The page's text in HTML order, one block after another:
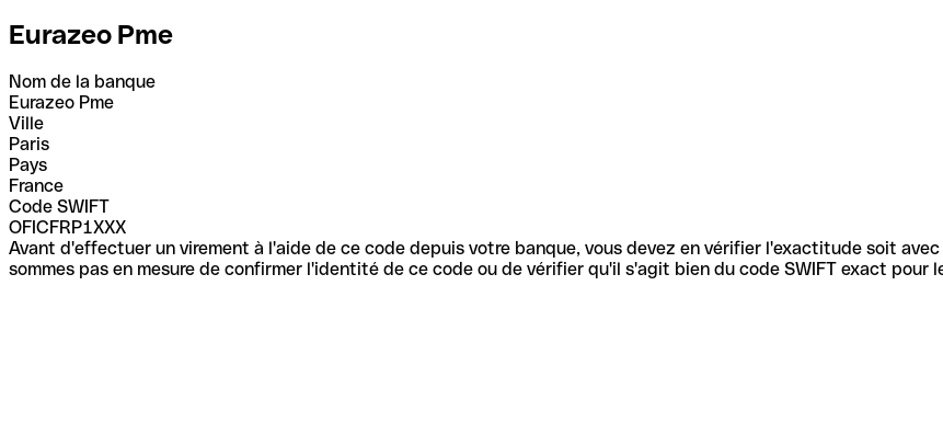
Eurazeo Pme
Nom de la banque
Eurazeo Pme
Ville
Paris
Pays
France
Code SWIFT
OFICFRP1XXX
Avant d'effectuer un virement à l'aide de ce code depuis votre banque, vous devez en vérifier l'exactitude soit
sommes pas en mesure de confirmer l'identité de ce code ou de vérifier qu'il s'agit bien du code SWIFT exact pour